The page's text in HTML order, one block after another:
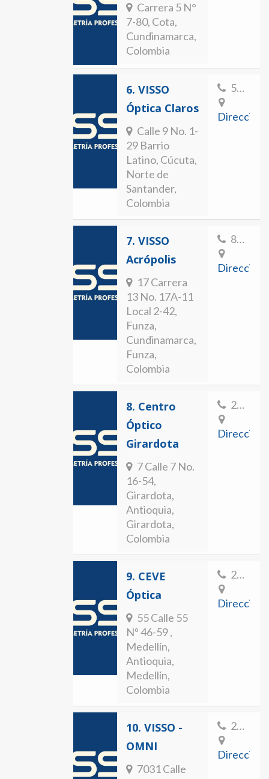
Carrera 5 N°
7-80, Cota,
Cundinamarca,
Colombia
6. VISSO
Óptica Claros
Calle 9 No. 1-
29 Barrio
Latino, Cúcuta,
Norte de
Santander,
Colombia
5834098
7. VISSO
Acrópolis
17 Carrera
13 No. 17A-11
Local 2-42,
Funza,
Cundinamarca,
Funza,
Colombia
8237298
8. Centro
Óptico
Girardota
7 Calle 7 No.
16-54,
Girardota,
Antioquia,
Girardota,
Colombia
2893617
9. CEVE
Óptica
55 Calle 55
Nº 46-59 ,
Medellín,
Antioquia,
Medellín,
Colombia
2512366
10. VISSO -
OMNI
7031 Calle
2507275